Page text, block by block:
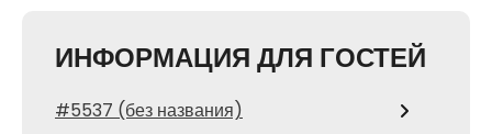
ИНФОРМАЦИЯ ДЛЯ ГОСТЕЙ
#5537 (без названия)